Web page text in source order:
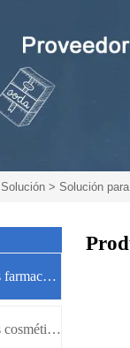
Solución> Solución
Solución para productos farmacéuticos
Solución para productos cosméticos